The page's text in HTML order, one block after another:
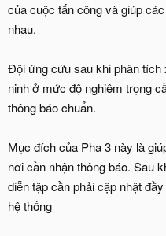
của cuộc tấn công và giúp
nhau.
Đội ứng cứu sau khi phân tích
ninh ở mức độ nghiêm trọng
thông báo chuẩn.
Mục đích của Pha 3 này là
nơi cần nhận thông báo. Sau
diễn tập cần phải cập nhật
hệ thống